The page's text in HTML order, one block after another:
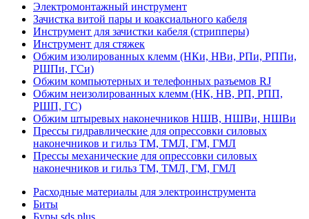
Электромонтажный инструмент
Зачистка витой пары и коаксиального кабеля
Инструмент для зачистки кабеля (стрипперы)
Инструмент для стяжек
Обжим изолированных клемм (НКи, НВи, РПи, РППи,
РШПи, ГСи)
Обжим компьютерных и телефонных разъемов RJ
Обжим неизолированных клемм (НК, НВ, РП, РПП,
РШП, ГС)
Обжим штыревых наконечников НШВ, НШВи, НШВи
Прессы гидравлические для опрессовки силовых
наконечников и гильз ТМ, ТМЛ, ГМ, ГМЛ
Прессы механические для опрессовки силовых
наконечников и гильз ТМ, ТМЛ, ГМ, ГМЛ
Расходные материалы для электроинструмента
Биты
Буры sds plus